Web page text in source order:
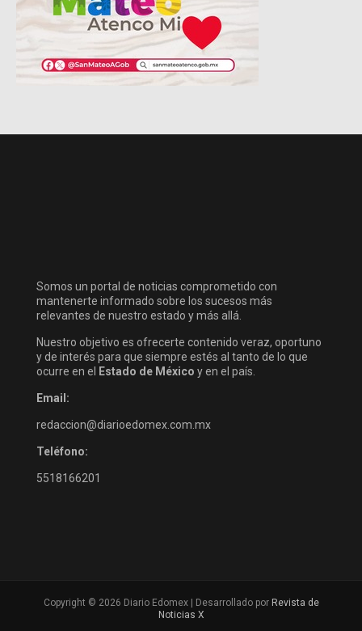
Somos un portal de noticias comprometido con
mantenerte informado sobre los sucesos más
relevantes de nuestro estado y más allá.
Nuestro objetivo es ofrecerte contenido veraz, oportuno
y de interés para que siempre estés al tanto de lo que
ocurre en el
Estado de México y en el país.
Email:
redaccion@diarioedomex.com.mx
Teléfono:
5518166201
Copyright © 2026 Diario Edomex | Desarrollado por Revista de
Noticias X